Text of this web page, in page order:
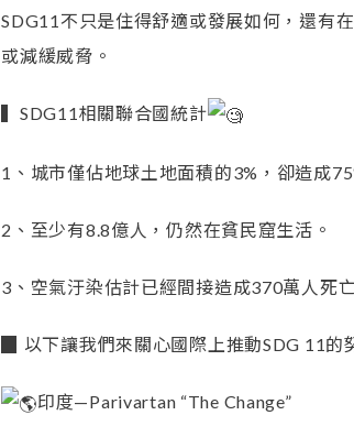
SDG11不只是住得舒適或發展如何，還有
或減緩威脅。
▍SDG11相關聯合國統計
1、城市僅佔地球土地面積的3%，卻造成
2、至少有8.8億人，仍然在貧民窟生活。
3、空氣汙染估計已經間接造成370萬人死亡
▉ 以下讓我們來關心國際上推動SDG 11的
印度—Parivartan “The Change”